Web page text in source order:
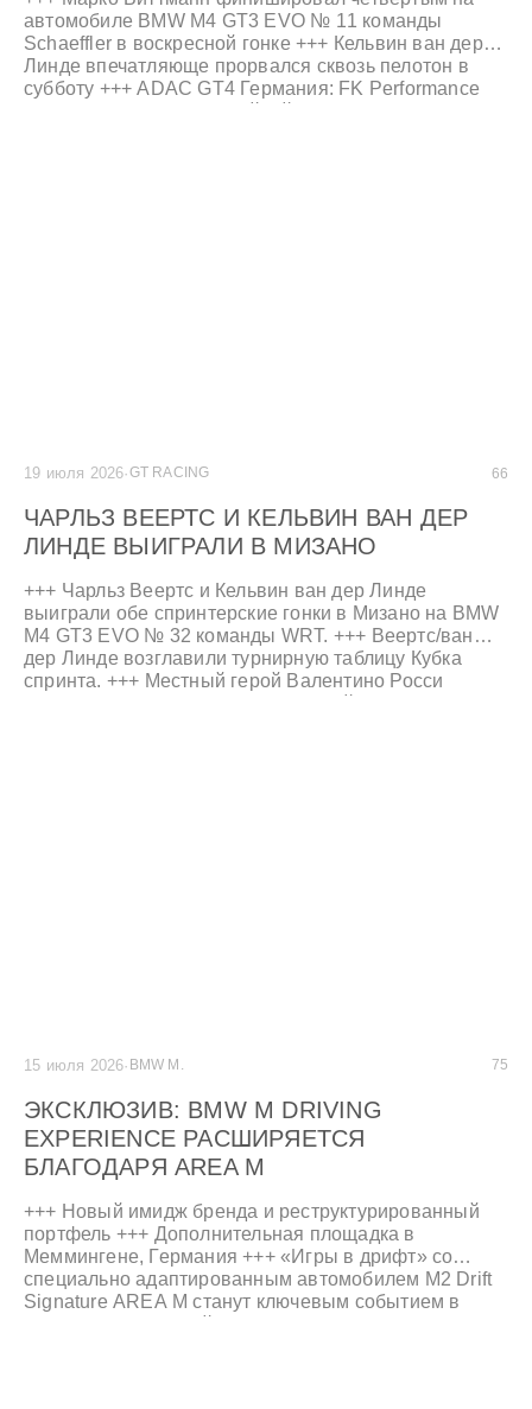
автомобиле BMW M4 GT3 EVO № 11 команды
Schaeffler в воскресной гонке +++ Кельвин ван дер
Линде впечатляюще прорвался сквозь пелотон в
субботу +++ ADAC GT4 Германия: FK Performance
19 июля 2026·GT RACING 66
ЧАРЛЬЗ ВЕЕРТС И КЕЛЬВИН ВАН ДЕР
ЛИНДЕ ВЫИГРАЛИ В МИЗАНО
+++ Чарльз Веертс и Кельвин ван дер Линде
выиграли обе спринтерские гонки в Мизано на BMW
M4 GT3 EVO № 32 команды WRT. +++ Веертс/ван
дер Линде возглавили турнирную таблицу Кубка
спринта. +++ Местный герой Валентино Росси
15 июля 2026· BMW M. 75
ЭКСКЛЮЗИВ: BMW M DRIVING
EXPERIENCE РАСШИРЯЕТСЯ
БЛАГОДАРЯ AREA M
+++ Новый имидж бренда и реструктурированный
портфель +++ Дополнительная площадка в
Меммингене, Германия +++ «Игры в дрифт» со
специально адаптированным автомобилем M2 Drift
Signature AREA M станут ключевым событием в